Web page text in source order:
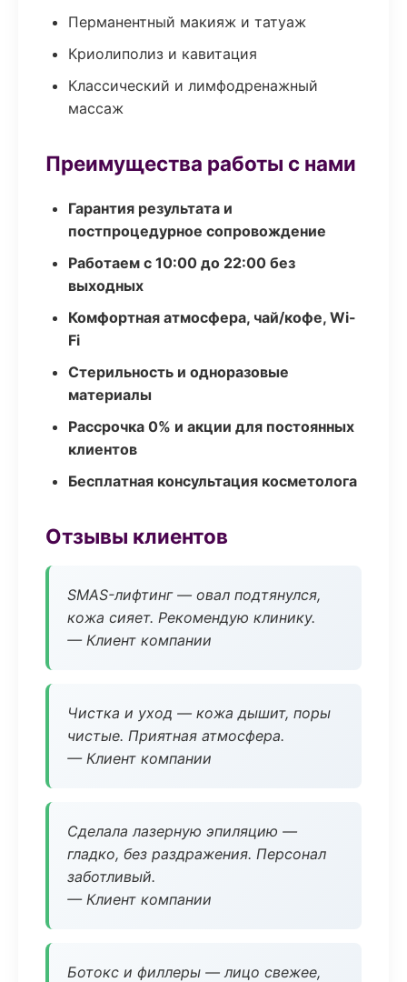
Перманентный макияж и татуаж
Криолиполиз и кавитация
Классический и лимфодренажный
массаж
Преимущества работы с нами
Гарантия результата и
постпроцедурное сопровождение
Работаем с 10:00 до 22:00 без
выходных
Комфортная атмосфера, чай/кофе, Wi-
Fi
Стерильность и одноразовые
материалы
Рассрочка 0% и акции для постоянных
клиентов
Бесплатная консультация косметолога
Отзывы клиентов
SMAS-лифтинг — овал подтянулся,
кожа сияет. Рекомендую клинику.
— Клиент компании
Чистка и уход — кожа дышит, поры
чистые. Приятная атмосфера.
— Клиент компании
Сделала лазерную эпиляцию —
гладко, без раздражения. Персонал
заботливый.
— Клиент компании
Ботокс и филлеры — лицо свежее,